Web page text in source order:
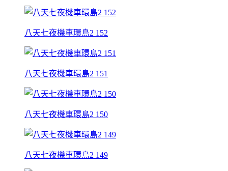
八天七夜機車環島2 152
八天七夜機車環島2 151
八天七夜機車環島2 150
八天七夜機車環島2 149